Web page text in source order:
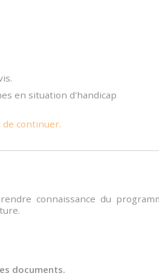
en situation d'handicap
continuer.
connaissance du
documents.